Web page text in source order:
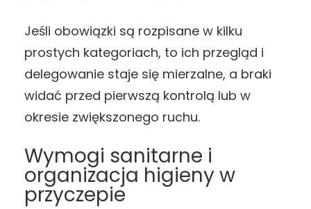
Jeśli obowiązki są rozpisane w kilku
prostych kategoriach, to ich przegląd i
delegowanie staje się mierzalne, a braki
widać przed pierwszą kontrolą lub w
okresie zwiększonego ruchu.
Wymogi sanitarne i
organizacja higieny w
przyczepie